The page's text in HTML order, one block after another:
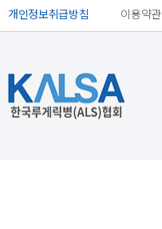
개인정보취급방침 이용약관